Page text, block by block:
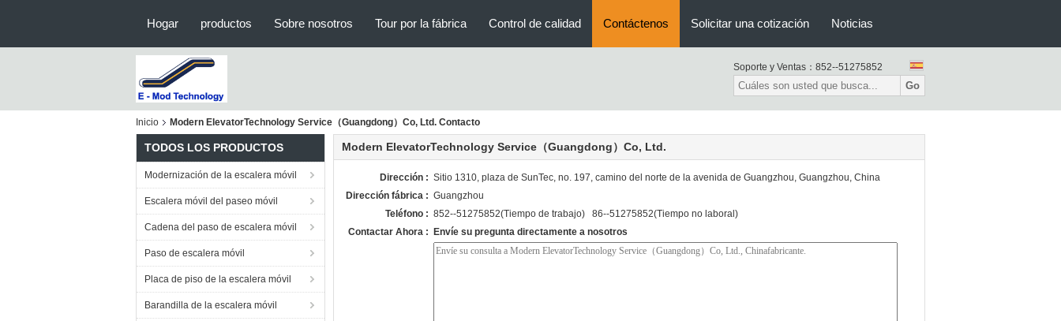
Hogar productos Sobre nosotros Tour por la fábrica Control de calidad Contáctenos Solicitar una cotización Noticias
Soporte y Ventas： 852--51275852
Go
Inicio Modern ElevatorTechnology Service（Guangdong）Co, Ltd. Contacto
TODOS LOS PRODUCTOS
Modernización de la escalera móvil
Escalera móvil del paseo móvil
Cadena del paso de escalera móvil
Paso de escalera móvil
Placa de piso de la escalera móvil
Barandilla de la escalera móvil
Modern ElevatorTechnology Service（Guangdong）Co, Ltd.
Dirección : Sitio 1310, plaza de SunTec, no. 197, camino del norte de la avenida de Guangzhou, Guangzhou, China
Dirección fábrica : Guangzhou
Teléfono : 852--51275852(Tiempo de trabajo) 86--51275852(Tiempo no laboral)
Contactar Ahora :
Envíe su pregunta directamente a nosotros